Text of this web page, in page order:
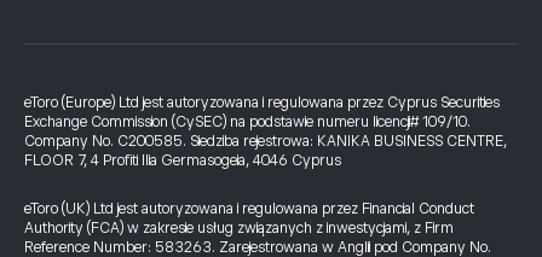
eToro (Europe) Ltd jest autoryzowana i regulowana przez Cyprus Securities
Exchange Commission (CySEC) na podstawie numeru licencji# 109/10.
Company No. C200585. Siedziba rejestrowa: KANIKA BUSINESS CENTRE,
FLOOR 7, 4 Profiti Ilia Germasogeia, 4046 Cyprus
eToro (UK) Ltd jest autoryzowana i regulowana przez Financial Conduct
Authority (FCA) w zakresie usług związanych z inwestycjami, z Firm
Reference Number: 583263. Zarejestrowana w Anglii pod Company No.